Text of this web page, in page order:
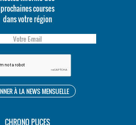
prochaines courses
dans votre région
CHRONO PUCES